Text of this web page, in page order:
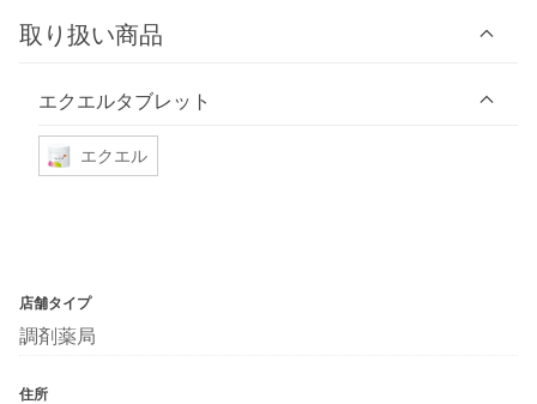
取り扱い商品
エクエルタブレット
エクエル
店舗タイプ
調剤薬局
住所